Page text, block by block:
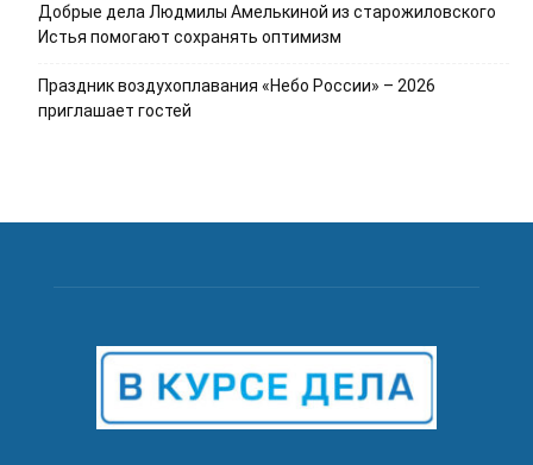
Добрые дела Людмилы Амелькиной из старожиловского
Истья помогают сохранять оптимизм
Праздник воздухоплавания «Небо России» – 2026
приглашает гостей